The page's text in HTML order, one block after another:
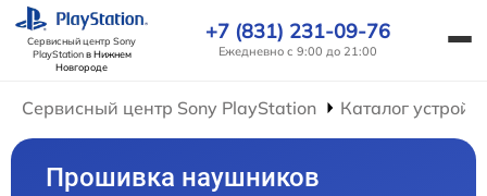
Сервисный центр Sony
PlayStationв Нижнем
Новгороде
+7 (831) 231-09-76
Ежедневно с 9:00 до 21:00
Сервисный центр Sony PlayStation Каталог
Прошивка наушников